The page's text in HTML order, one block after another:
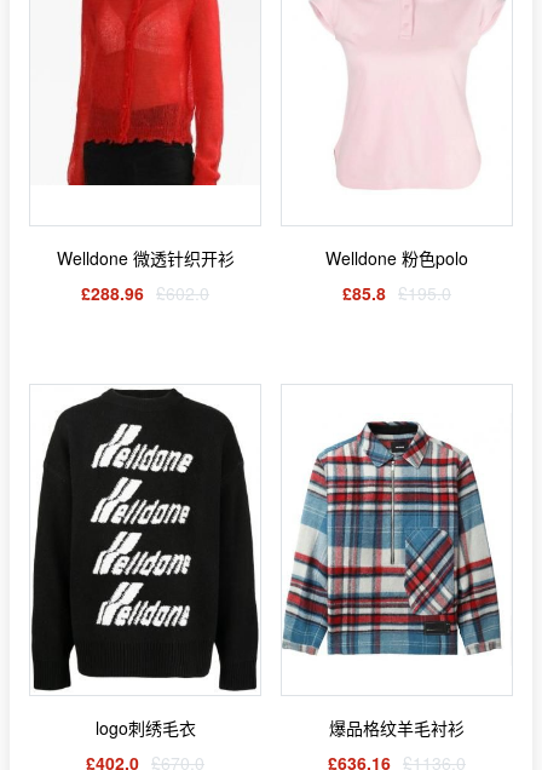
Welldone 微透针织开衫
£288.96 £602.0
Welldone 粉色polo
£85.8 £195.0
logo刺绣毛衣
£402.0 £670.0
爆品格纹羊毛衬衫
£636.16 £1136.0